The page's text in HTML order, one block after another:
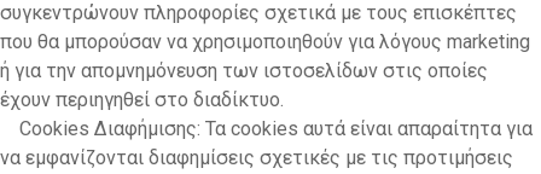
συγκεντρώνουν πληροφορίες σχετικά με τους επισκέπτες
που θα μπορούσαν να χρησιμοποιηθούν για λόγους marketing
ή για την απομνημόνευση των ιστοσελίδων στις οποίες
έχουν περιηγηθεί στο διαδίκτυο.
Cookies Διαφήμισης: Τα cookies αυτά είναι απαραίτητα για
να εμφανίζονται διαφημίσεις σχετικές με τις προτιμήσεις